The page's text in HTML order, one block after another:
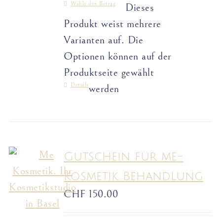
Wähle den Betrag
Dieses
Produkt weist mehrere
Varianten auf. Die
Optionen können auf der
Produktseite gewählt
werden
Details
Gutschein für me-
Kosmetik Behandlung
CHF 150.00